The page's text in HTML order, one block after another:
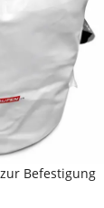
Befestigung